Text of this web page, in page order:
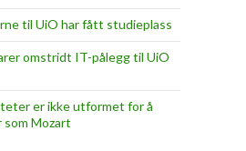
til UiO har fått studieplass
omstridt IT-pålegg til UiO
er ikke utformet for å
som Mozart